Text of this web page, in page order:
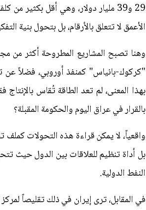
29 و39 مليار دولار، وهي أقل
الأعمق لا تتعلق بالأرقام، بل بتحول بنية
وهنا تصبح المشاريع المطروحة أكثر من
"كركوك-بانياس" كمنفذ أوروبي، فضلاً عن
بهذا المعنى، لم تعد الطاقة تُقاس
بالقرار في عراق اليوم والحكومة المقبلة؟
واقعياً، لا يمكن قراءة هذه التحولات
بل أداة تنظيم للعلاقات بين الدول حيث
النفط الدولية.
في المقابل، ترى إيران في ذلك تقليصاً